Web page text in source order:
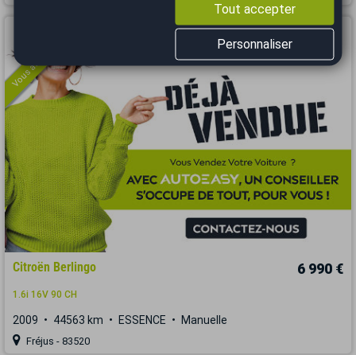
Vous arrivez trop tard
Citroën Berlingo 6 990 €
1.6i 16V 90 CH
2009 44563 km ESSENCE Manuelle
Fréjus - 83520
Tout accepter
Personnaliser